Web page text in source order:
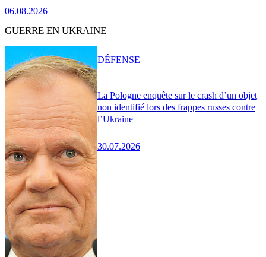
06.08.2026
GUERRE EN UKRAINE
La Pologne enquête sur le crash d’un objet
non identifié lors des frappes russes contre
l’Ukraine
30.07.2026
DÉFENSE